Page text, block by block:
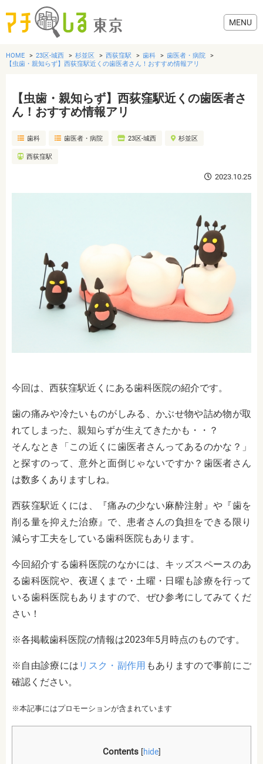
グルメ
美容・健康
HOME 23区-城西 杉並区 西荻窪駅 歯科
歯医者・病院
【虫歯・親知らず】西荻窪駅近くの歯医者さん！おすすめ情報アリ
【虫歯・親知らず】西荻窪駅近くの歯医者さ
ん！おすすめ情報アリ
歯科 歯医者・病院 23区-城西 杉並区
西荻窪駅
2023.10.25
今回は、西荻窪駅近くにある歯科医院の紹介です。
歯の痛みや冷たいものがしみる、かぶせ物や詰め物が取
れてしまった、親知らずが生えてきたかも・・？
そんなとき「この近くに歯医者さんってあるのかな？」
と探すのって、意外と面倒じゃないですか？歯医者さん
は数多くありますしね。
西荻窪駅近くには、『痛みの少ない麻酔注射』や『歯を
削る量を抑えた治療』で、患者さんの負担をできる限り
減らす工夫をしている歯科医院もあります。
今回紹介する歯科医院のなかには、キッズスペースのあ
る歯科医院や、夜遅くまで・土曜・日曜も診療を行って
いる歯科医院もありますので、ぜひ参考にしてみてくだ
さい！
※各掲載歯科医院の情報は2023年5月時点のものです。
※自由診療には リスク・副作用 もありますので事前にご
確認ください。
※本記事にはプロモーションが含まれています
Contents [hide]